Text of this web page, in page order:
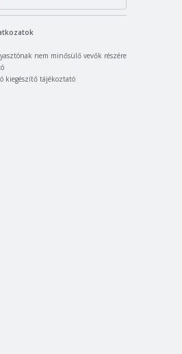
nem minősülő vevők részére
kiegészítő tájékoztató